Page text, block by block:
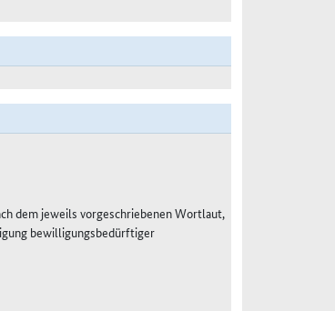
dem jeweils vorgeschriebenen Wortlaut,
bewilligungsbedürftiger